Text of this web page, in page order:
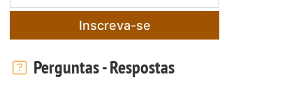
Inscreva-se
Perguntas - Respostas